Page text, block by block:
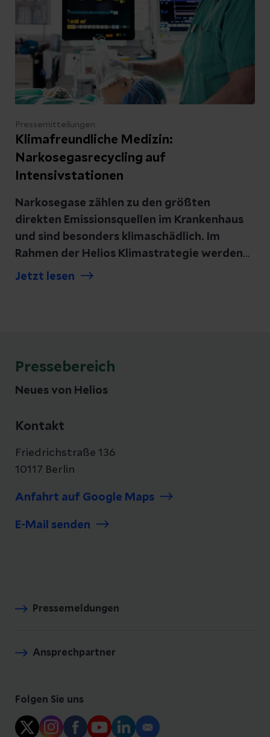
Pressemitteilungen
Klimafreundliche Medizin:
Narkosegasrecycling auf
Intensivstationen
Narkosegase zählen zu den größten
direkten Emissionsquellen im Krankenhaus
und sind besonders klimaschädlich. Im
Rahmen der Helios Klimastrategie werden
deshalb bis Ende September 2025 alle
Gesundheitskonzerns Fresenius trägt Helios
damit dem Thema Treibhausgasreduktion
Nachhaltigkeitskonzept von Fresenius
Jetzt lesen
Pressebereich
Neues von Helios
Kontakt
Friedrichstraße 136
10117 Berlin
Anfahrt auf Google Maps
E-Mail senden
Pressemeldungen
Ansprechpartner
Folgen Sie uns